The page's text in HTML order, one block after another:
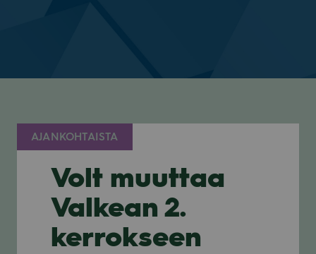
AJANKOHTAISTA
Volt muuttaa
Valkean 2.
kerrokseen